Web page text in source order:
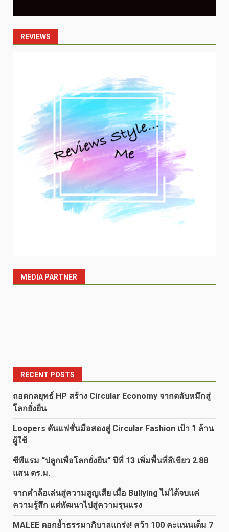
REVIEWS
MEDIA PARTNER
RECENT POSTS
ถอดกลยุทธ์ HP สร้าง Circular Economy จากตลับหมึกสู่
โลกยั่งยืน
Loopers ดันแฟชั่นมือสองสู่ Circular Fashion เป้า 1 ล้าน
ผู้ใช้
ซีพีแรม “ปลูกเพื่อโลกยั่งยืน” ปีที่ 13 เพิ่มพื้นที่สีเขียว 2.88
แสน ตร.ม.
จากคำล้อเล่นสู่ความสูญเสีย เมื่อ Bullying ไม่ได้จบแค่
ความรู้สึก แต่พัฒนาไปสู่ความรุนแรง
MALEE ตอกย้ำธรรมาภิบาลแกร่ง! คว้า 100 คะแนนเต็ม 7